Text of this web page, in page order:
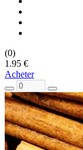
(0)
1.95 €
Acheter